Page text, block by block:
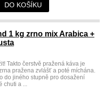
DO KOŠÍKU
1 kg zrno mix Arabica +
Takto čerstvě pražená káva je
pražena zvlášť a poté míchána.
do jiného stupně pro dosažení
chuti a ...